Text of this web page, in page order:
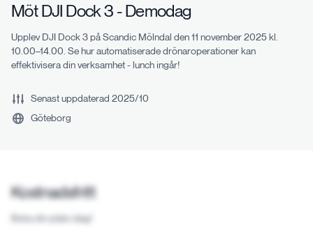
Möt DJI Dock 3 - Demodag
Upplev DJI Dock 3 på Scandic Mölndal den 11 november 2025 kl.
10.00–14.00. Se hur automatiserade drönaroperationer kan
effektivisera din verksamhet - lunch ingår!
Senast uppdaterad 2025/10
Göteborg
Kostnadsfritt
Boka din plats idag!